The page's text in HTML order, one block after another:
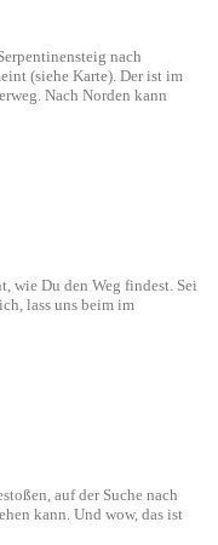
nach
(siehe Karte). Der ist im
Nach Norden kann
wie Du den Weg findest. Sei
lass uns beim im
auf der Suche nach
kann. Und wow, das ist